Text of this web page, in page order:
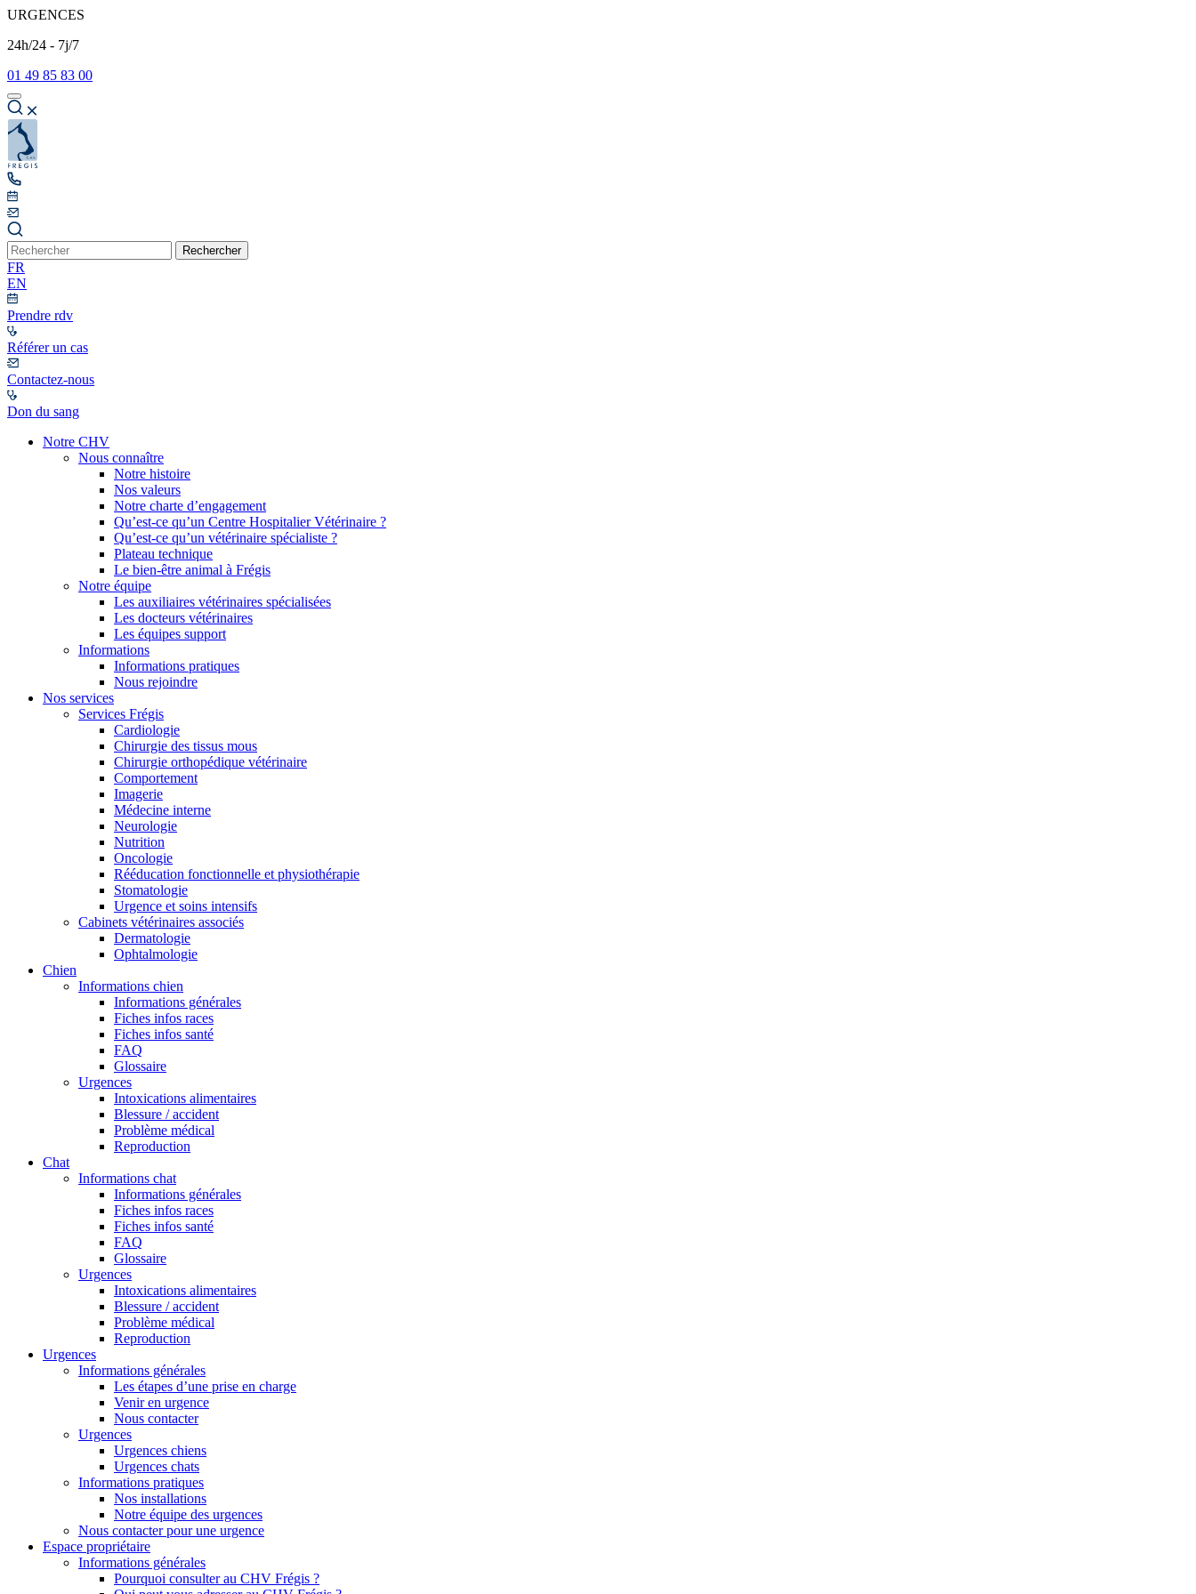
URGENCES
24h/24 - 7j/7
01 49 85 83 00
Rechercher
FR
EN
Prendre rdv
Référer un cas
Contactez-nous
Don du sang
Notre CHV
Nous connaître
Notre histoire
Nos valeurs
Notre charte d’engagement
Qu’est-ce qu’un Centre Hospitalier Vétérinaire ?
Qu’est-ce qu’un vétérinaire spécialiste ?
Plateau technique
Le bien-être animal à Frégis
Notre équipe
Les auxiliaires vétérinaires spécialisées
Les docteurs vétérinaires
Les équipes support
Informations
Informations pratiques
Nous rejoindre
Nos services
Services Frégis
Cardiologie
Chirurgie des tissus mous
Chirurgie orthopédique vétérinaire
Comportement
Imagerie
Médecine interne
Neurologie
Nutrition
Oncologie
Rééducation fonctionnelle et physiothérapie
Stomatologie
Urgence et soins intensifs
Cabinets vétérinaires associés
Dermatologie
Ophtalmologie
Chien
Informations chien
Informations générales
Fiches infos races
Fiches infos santé
FAQ
Glossaire
Urgences
Intoxications alimentaires
Blessure / accident
Problème médical
Reproduction
Chat
Informations chat
Informations générales
Fiches infos races
Fiches infos santé
FAQ
Glossaire
Urgences
Intoxications alimentaires
Blessure / accident
Problème médical
Reproduction
Urgences
Informations générales
Les étapes d’une prise en charge
Venir en urgence
Nous contacter
Urgences
Urgences chiens
Urgences chats
Informations pratiques
Nos installations
Notre équipe des urgences
Nous contacter pour une urgence
Espace propriétaire
Informations générales
Pourquoi consulter au CHV Frégis ?